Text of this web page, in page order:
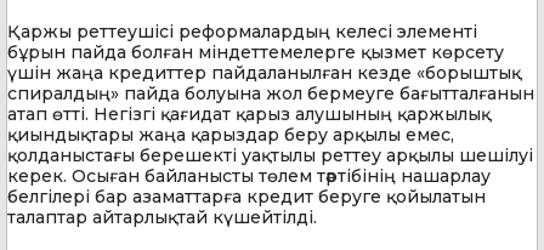
Қаржы реттеушісі реформалардың келесі элементі
бұрын пайда болған міндеттемелерге қызмет көрсету
үшін жаңа кредиттер пайдаланылған кезде «борыштық
спиралдың» пайда болуына жол бермеуге бағытталғанын
атап өтті. Негізгі қағидат қарыз алушының қаржылық
қиындықтары жаңа қарыздар беру арқылы емес,
қолданыстағы берешекті уақтылы реттеу арқылы шешілуі
керек. Осыған байланысты төлем тәртібінің нашарлау
белгілері бар азаматтарға кредит беруге қойылатын
талаптар айтарлықтай күшейтілді.